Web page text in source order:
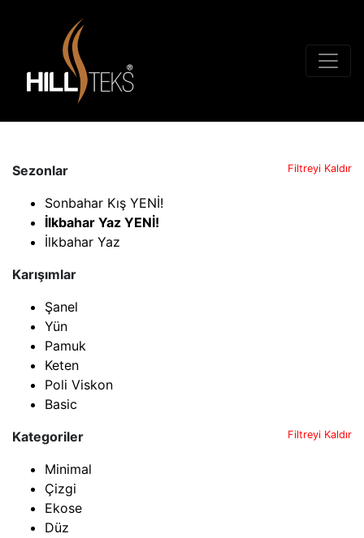
Sezonlar Filtreyi Kaldır
Sonbahar Kış YENİ!
İlkbahar Yaz YENİ!
İlkbahar Yaz
Karışımlar
Şanel
Yün
Pamuk
Keten
Poli Viskon
Basic
Kategoriler
Filtreyi Kaldır
Minimal
Çizgi
Ekose
Düz